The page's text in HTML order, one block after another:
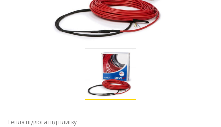
Тепла підлога під плитку